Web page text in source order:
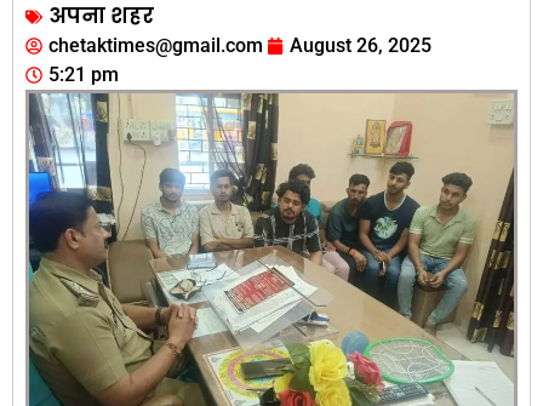
अपना शहर
chetaktimes@gmail.com
August 26, 2025
5:21 pm